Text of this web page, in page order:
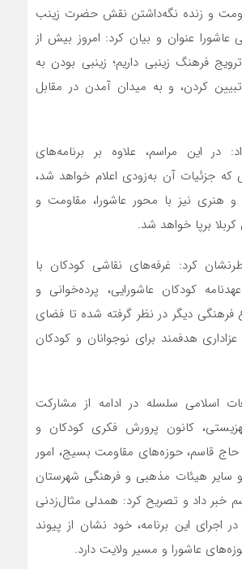
و زنده نگه‌داشتن نقش حضرت زینب
عنوان و بیان کرد: امروز بیش از
فرهنگ زینبی داریم؛ زینبی بودن به
کردن، و به میدان آمدن در مقابل
در این مراسم، علاوه بر برنامه‌های
که جزئیات آن به‌زودی اعلام خواهد شد،
هنری نیز با محور عاشورا، مقاومت و
برپا خواهد شد.
کرد: غرفه‌های نقاشی کودکان با
کودکان عاشورایی، پرده‌خوانی و
فرهنگی دیگر در نظر گرفته شده تا فضای
هدفمند برای نوجوانان و کودکان
اسلامی سلسله در ادامه از مشارکت
کانون پرورش فکری کودکان و
حاج قاسم، حوزه‌های مقاومت بسیج، امور
و سایر هیئات مذهبی و فرهنگی شهرستان
خبر داد و تصریح کرد: همدلی مثال‌زدنی
اجرای این برنامه، خود نشان از پیوند
عاشورا و مسیر ولایت دارد.